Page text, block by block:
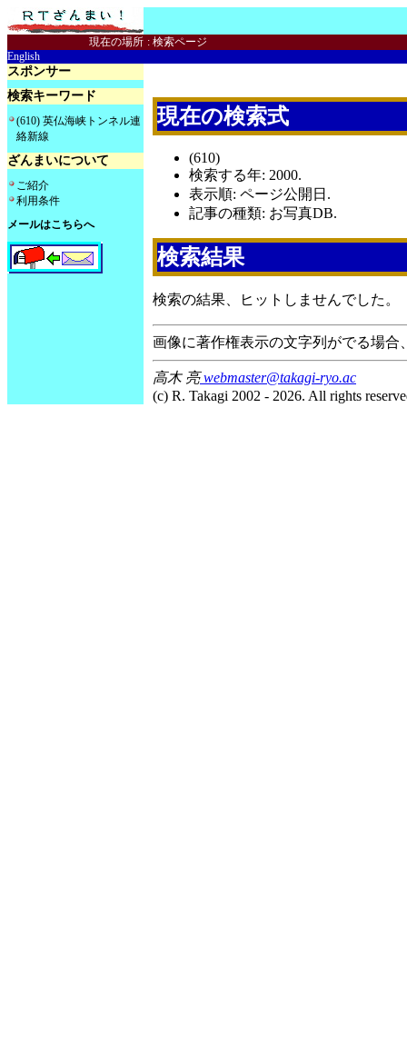
現在の場所 : 検索ページ
English
スポンサー
検索キーワード
(610) 英仏海峡トンネル連
絡新線
ざんまいについて
ご紹介
利用条件
メールはこちらへ
現在の検索式
(610)
検索する年: 2000.
表示順: ページ公開日.
記事の種類: お写真DB.
検索結果
検索の結果、ヒットしませんでした。
画像に著作権表示の文字列がでる場合
高木 亮webmaster@takagi-ryo.ac
(c) R. Takagi 2002 - 2026. All rights